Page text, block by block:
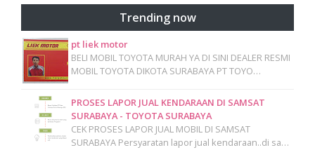
Trending now
pt liek motor
BELI MOBIL TOYOTA MURAH YA DI SINI DEALER RESMI
MOBIL TOYOTA DIKOTA SURABAYA PT TOYO…
PROSES LAPOR JUAL KENDARAAN DI SAMSAT
SURABAYA - TOYOTA SURABAYA
CEK PROSES LAPOR JUAL MOBIL DI SAMSAT
SURABAYA Persyaratan lapor jual kendaraan..di sa…